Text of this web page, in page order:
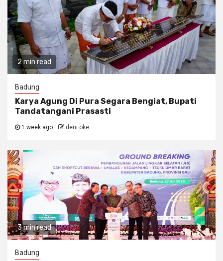
2 min read
Badung
Karya Agung Di Pura Segara Bengiat, Bupati
Tandatangani Prasasti
1 week ago deni oke
3 min read
Badung